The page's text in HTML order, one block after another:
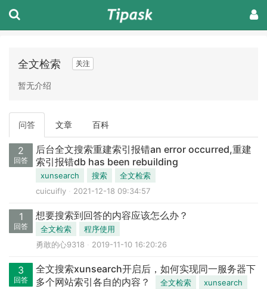
全文检索 关注
暂无介绍
问答 文章 百科
2
回答
后台全文搜索重建索引报错an error occurred,重建
索引报错db has been rebuilding
xunsearch 搜索
全文检索
cuicuifly
2021-12-18 09:34:57
1
回答
想要搜索到回答的内容应该怎么办？
全文检索
程序使用
勇敢的心9318
2019-11-10 16:20:26
3
回答
全文搜索xunsearch开启后，如何实现同一服务器下
多个网站索引各自的内容？
全文检索
xunsearch